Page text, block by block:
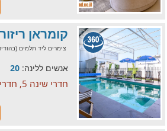
קומראן
צימרים ליד תלמים (בהודיה
אנשים ללינה: 20
חדרי שינה 5, חדרי רחצה 3, בריכה